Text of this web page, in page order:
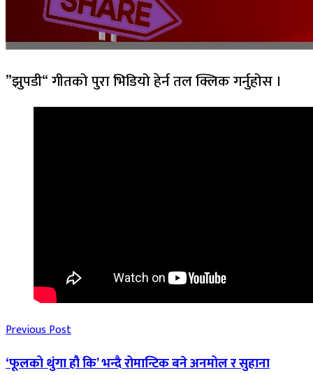
”झुपडी“ गीतको पुरा भिडियो हेर्न तल क्लिक गर्नुहोस ।
Previous Post
‘फूलको थुंगा हौ कि’ भन्दै रोमान्टिक बने अनमोल र सुहाना